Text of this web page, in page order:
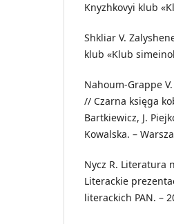
Knyzhkovyi klub
Shkliar V.
klub «Klub
Nahoum-Grappe
// Czarna księga
Bartkiewicz, J.
Kowalska. –
Nycz R. Literatura
Literackie
literackich PAN. –